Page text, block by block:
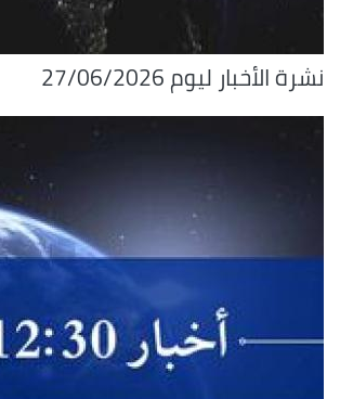
نشرة الأخبار ليوم 27/06/2026